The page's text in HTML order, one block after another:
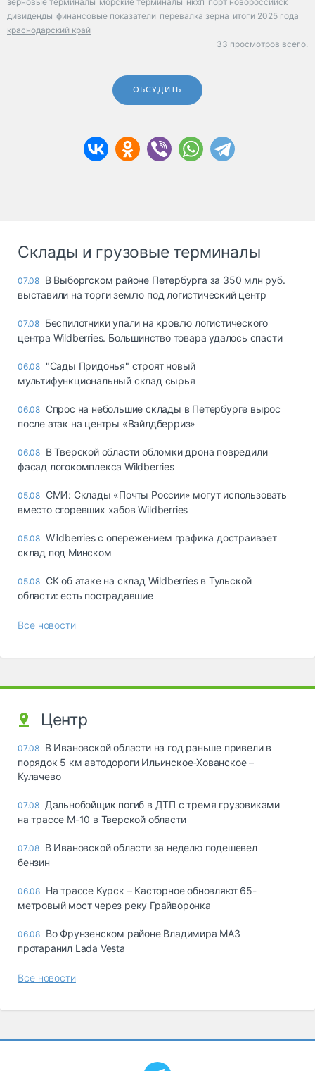
дивиденды финансовые показатели перевалка зерна итоги 2025 года
краснодарский край
33 просмотров всего.
ОБСУДИТЬ
Склады и грузовые терминалы
07.08 В Выборгском районе Петербурга за 350 млн руб.
выставили на торги землю под логистический центр
07.08 Беспилотники упали на кровлю логистического
центра Wildberries. Большинство товара удалось спасти
06.08 "Сады Придонья" строят новый
мультифункциональный склад сырья
06.08 Спрос на небольшие склады в Петербурге вырос
после атак на центры «Вайлдберриз»
06.08 В Тверской области обломки дрона повредили
фасад логокомплекса Wildberries
05.08 СМИ: Склады «Почты России» могут использовать
вместо сгоревших хабов Wildberries
05.08 Wildberries с опережением графика достраивает
склад под Минском
05.08 СК об атаке на склад Wildberries в Тульской
области: есть пострадавшие
Все новости
Центр
07.08 В Ивановской области на год раньше привели в
порядок 5 км автодороги Ильинское-Хованское –
Кулачево
07.08 Дальнобойщик погиб в ДТП с тремя грузовиками
на трассе М-10 в Тверской области
07.08 В Ивановской области за неделю подешевел
бензин
06.08 На трассе Курск – Касторное обновляют 65-
метровый мост через реку Грайворонка
06.08 Во Фрунзенском районе Владимира МАЗ
протаранил Lada Vesta
Все новости